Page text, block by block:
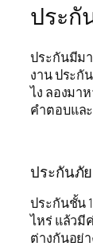
ประกั
ประกันมีม
งาน ประกั
ไง ลองมา
คำตอบแล
ประกันภั
ประกันชั้น
ไหร่ แล้วมี
ต่างกันอย่